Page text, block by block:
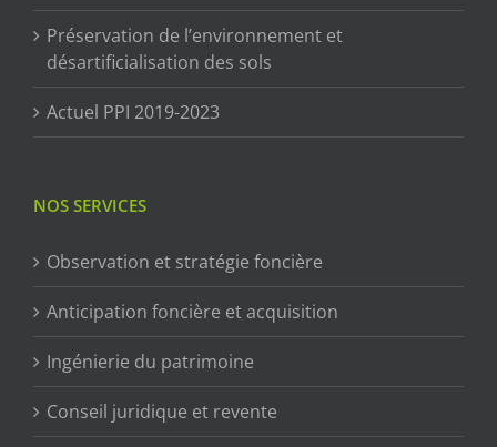
Préservation de l’environnement et
désartificialisation des sols
Actuel PPI 2019-2023
NOS SERVICES
Observation et stratégie foncière
Anticipation foncière et acquisition
Ingénierie du patrimoine
Conseil juridique et revente